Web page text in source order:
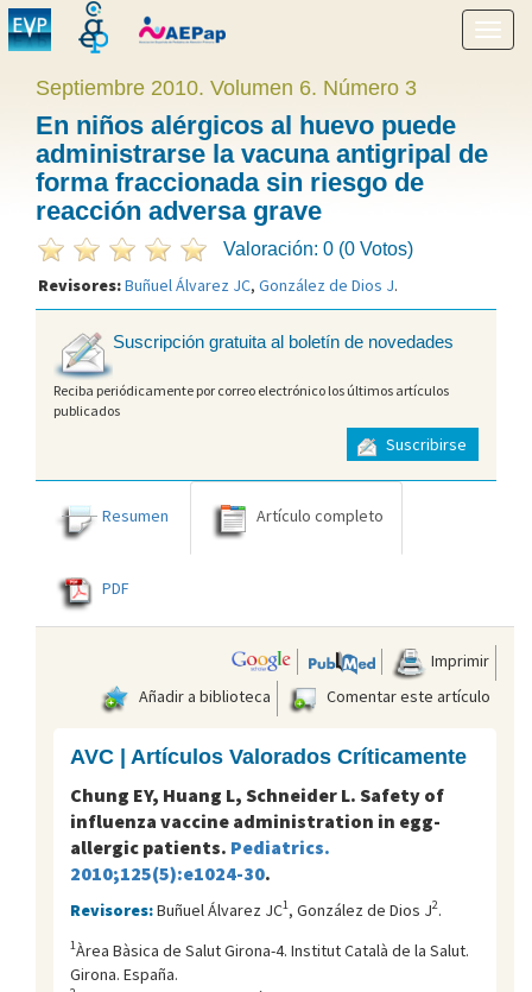
menú
Septiembre 2010. Volumen 6. Número 3
En niños alérgicos al huevo puede
administrarse la vacuna antigripal de
forma fraccionada sin riesgo de
reacción adversa grave
Valoración: 0 (0 Votos)
Revisores:Buñuel Álvarez JC, González de Dios J.
Suscripción gratuita al boletín de novedades
Reciba periódicamente por correo electrónico los últimos artículos
publicados
Suscribirse
Resumen Artículo completo
PDF
Imprimir
Añadir a biblioteca
Comentar este artículo
AVC | Artículos Valorados Críticamente
Chung EY, Huang L, Schneider L. Safety of
influenza vaccine administration in egg-
allergic patients. Pediatrics.
2010;125(5):e1024-30.
Revisores:Buñuel Álvarez JC1, González de Dios J2.
1Àrea Bàsica de Salut Girona-4. Institut Català de la Salut.
Girona. España.